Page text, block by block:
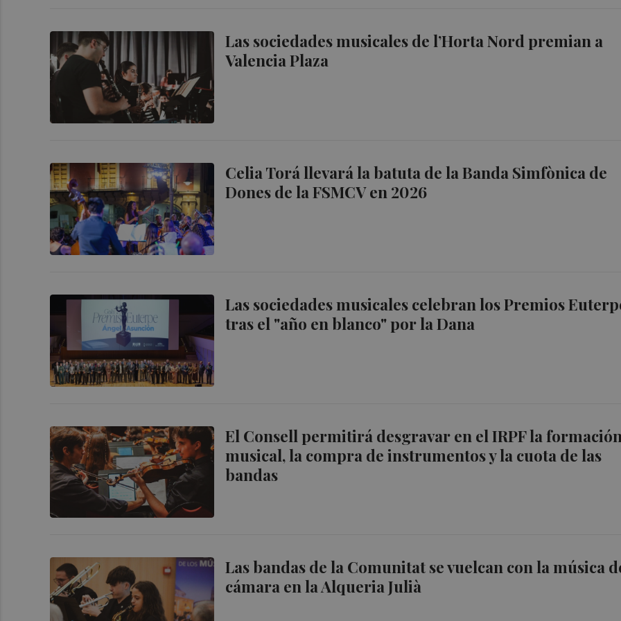
Las sociedades musicales de l’Horta Nord premian a
Valencia Plaza
Celia Torá llevará la batuta de la Banda Simfònica de
Dones de la FSMCV en 2026
Las sociedades musicales celebran los Premios
tras el "año en blanco" por la Dana
El Consell permitirá desgravar en el IRPF la
musical, la compra de instrumentos y la cuota de las
bandas
Las bandas de la Comunitat se vuelcan con la música
cámara en la Alqueria Julià